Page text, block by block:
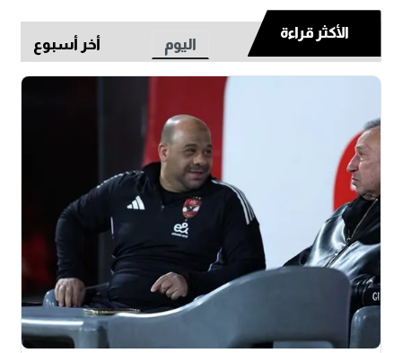
الأكثر قراءة
اليوم أخر أسبوع